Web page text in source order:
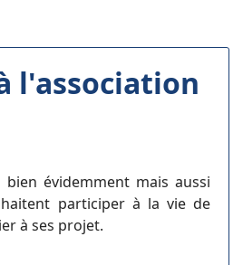
l'association
bien évidemment mais aussi
participer à la vie de
à ses projet.